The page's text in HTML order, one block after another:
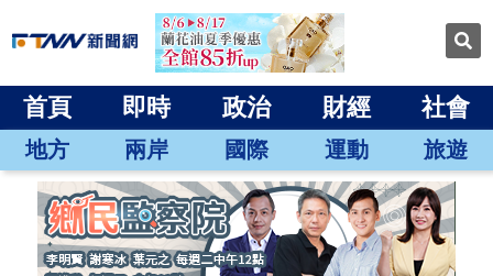
首頁 即時 政治 財經 社會
地方 兩岸 國際 運動 旅遊